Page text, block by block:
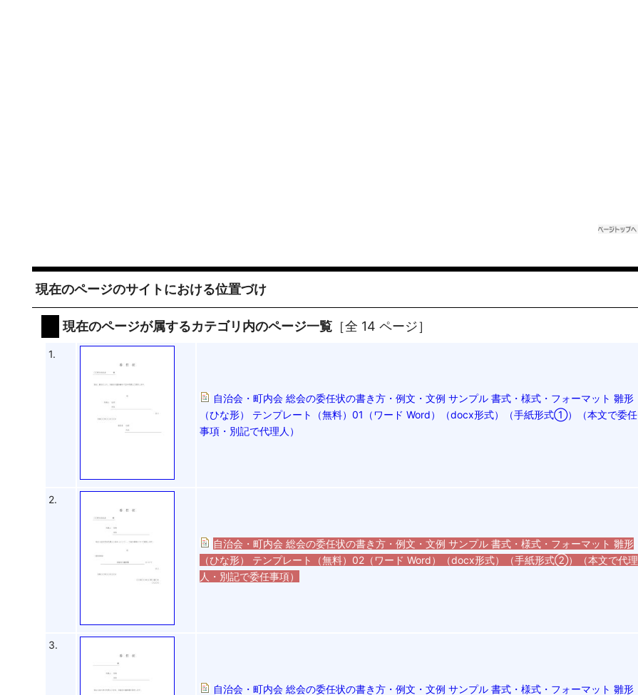
現在のページのサイトにおける位置づけ
現在のページが属するカテゴリ内のページ一覧 ［全 14 ページ］
1.
自治会・町内会 総会の委任状の書き方・例文・文例 サンプル 書式・様式・フォーマット 雛形
（ひな形） テンプレート（無料）01（ワード Word）（docx形式）（手紙形式①）（本文で委任
事項・別記で代理人）
2.
自治会・町内会 総会の委任状の書き方・例文・文例 サンプル 書式・様式・フォーマット 雛形
（ひな形） テンプレート（無料）02（ワード Word）（docx形式）（手紙形式②）（本文で代理
人・別記で委任事項）
3.
自治会・町内会 総会の委任状の書き方・例文・文例 サンプル 書式・様式・フォーマット 雛形